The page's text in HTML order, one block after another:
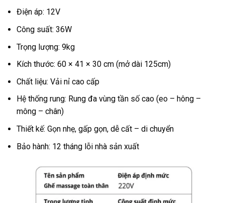
Điện áp: 12V
Công suất: 36W
Trọng lượng: 9kg
Kích thước: 60 × 41 × 30 cm (mở dài 125cm)
Chất liệu: Vải nỉ cao cấp
Hệ thống rung: Rung đa vùng tần số cao (eo – hông –
mông – chân)
Thiết kế: Gọn nhẹ, gấp gọn, dễ cất – di chuyển
Bảo hành: 12 tháng lỗi nhà sản xuất